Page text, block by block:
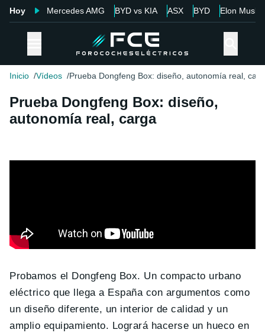
Hoy Mercedes AMG BYD vs KIA ASX BYD Elon Musk
Inicio Vídeos Prueba Dongfeng Box: diseño, autonomía real,
Prueba Dongfeng Box: diseño,
autonomía real, carga
Probamos el Dongfeng Box. Un compacto urbano
eléctrico que llega a España con argumentos como
un diseño diferente, un interior de calidad y un
amplio equipamiento. Logrará hacerse un hueco en